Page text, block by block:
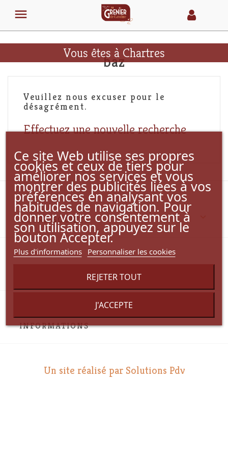

Ce site Web utilise ses propres
cookies et ceux de tiers pour
améliorer nos services et vous
montrer des publicités liées à vos
préférences en analysant vos
habitudes de navigation. Pour
donner votre consentement à
son utilisation, appuyez sur le
bouton Accepter.
Plus d'informations Personnaliser les cookies
REJETER TOUT
J'ACCEPTE
Vous êtes à Chartres
baz
Veuillez nous excuser pour le
désagrément.
Effectuez une nouvelle recherche
NOTRE SOCIÉTÉ
VOTRE COMPTE
INFORMATIONS
Un site réalisé par Solutions Pdv